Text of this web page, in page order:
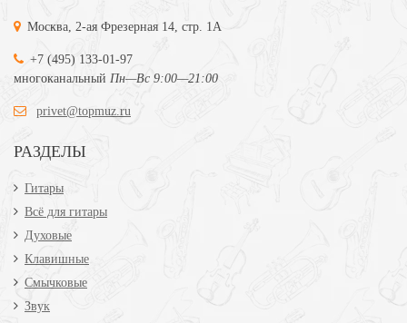
Москва, 2-ая Фрезерная 14, стр. 1А
+7 (495) 133-01-97
многоканальный Пн—Вс 9:00—21:00
privet@topmuz.ru
РАЗДЕЛЫ
Гитары
Всё для гитары
Духовые
Клавишные
Смычковые
Звук